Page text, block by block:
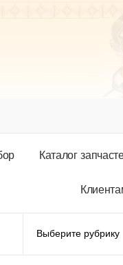
ор Каталогзапчаст
Клиента